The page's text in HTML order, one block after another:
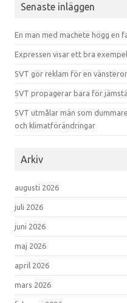
Senaste inläggen
En man med machete högg en
Expressen visar ett bra
SVT gör reklam för en
SVT propagerar bara för
SVT utmålar män som
och klimatförändringar
Arkiv
augusti 2026
juli 2026
juni 2026
maj 2026
april 2026
mars 2026